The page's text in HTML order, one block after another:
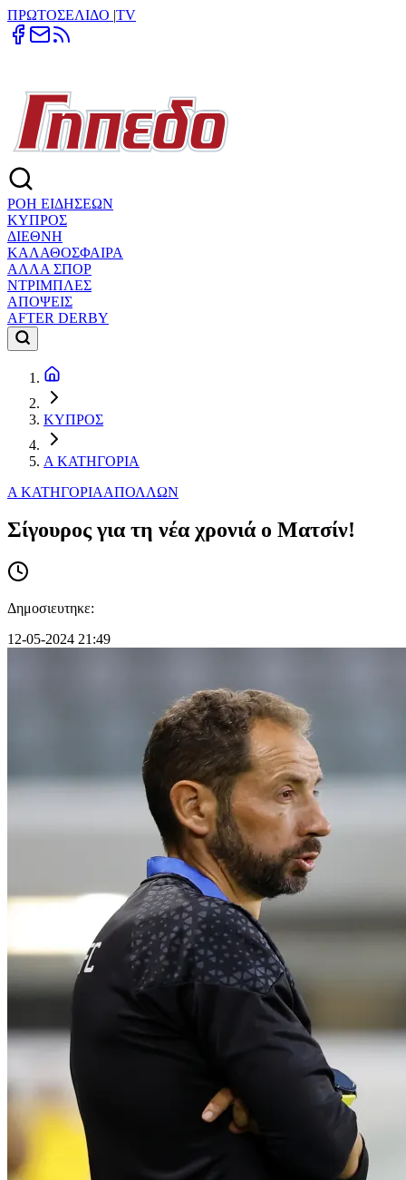
ΠΡΩΤΟΣΕΛΙΔΟ |TV
ΡΟΗ ΕΙΔΗΣΕΩΝ
ΚΥΠΡΟΣ
ΔΙΕΘΝΗ
ΚΑΛΑΘΟΣΦΑΙΡΑ
ΑΛΛΑ ΣΠΟΡ
ΝΤΡΙΜΠΛΕΣ
ΑΠΟΨΕΙΣ
AFTER DERBY
ΚΥΠΡΟΣ
Α ΚΑΤΗΓΟΡΙΑ
Α ΚΑΤΗΓΟΡΙΑΑΠΟΛΛΩΝ
Σίγουρος για τη νέα χρονιά ο Ματσίν!
Δημοσιευτηκε:
12-05-2024 21:49